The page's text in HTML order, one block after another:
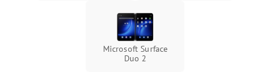
Microsoft Surface
Duo 2